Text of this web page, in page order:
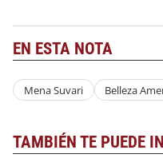
EN ESTA NOTA
Mena Suvari Belleza
TAMBIÉN TE PUEDE